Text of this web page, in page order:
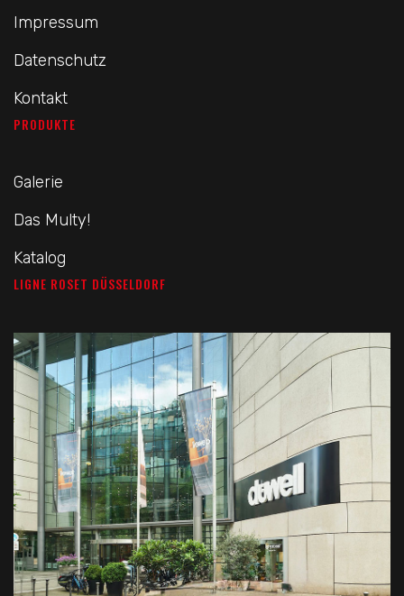
Impressum
Datenschutz
Kontakt
PRODUKTE
Galerie
Das Multy!
Katalog
LIGNE ROSET DÜSSELDORF